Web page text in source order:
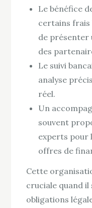
Le bénéfice
certains frais
de présenter
des
Le suivi
analyse
réel.
Un
souvent
experts pour
offres de
Cette
cruciale quand il
obligations